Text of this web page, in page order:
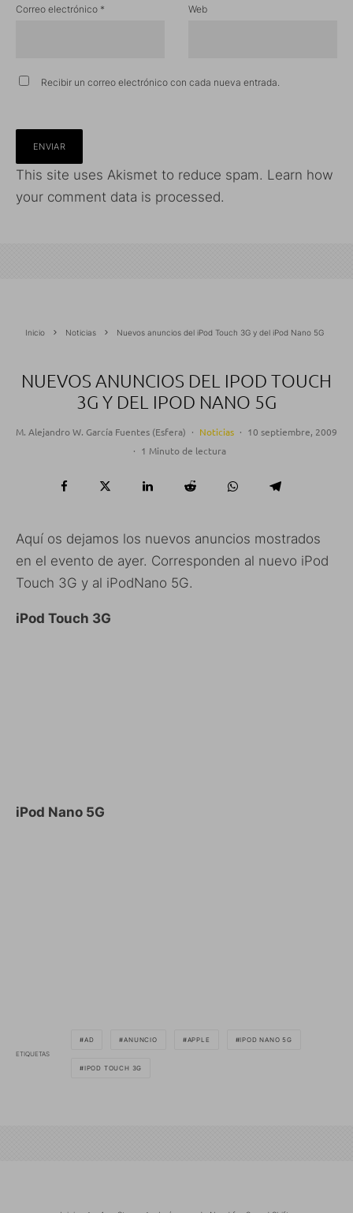
Correo electrónico * Web
Recibir un correo electrónico con cada nueva entrada.
This site uses Akismet to reduce spam. Learn how
your comment data is processed.
Inicio Noticias Nuevos anuncios del iPod Touch 3G y del iPod Nano 5G
NUEVOS ANUNCIOS DEL IPOD TOUCH
3G Y DEL IPOD NANO 5G
M. Alejandro W. García Fuentes (Esfera) · Noticias · 10 septiembre, 2009
· 1 Minuto de lectura
Aquí os dejamos los nuevos anuncios mostrados
en el evento de ayer. Corresponden al nuevo iPod
Touch 3G y al iPodNano 5G.
iPod Touch 3G
iPod Nano 5G
ETIQUETAS
AD ANUNCIO APPLE IPOD NANO 5G
IPOD TOUCH 3G